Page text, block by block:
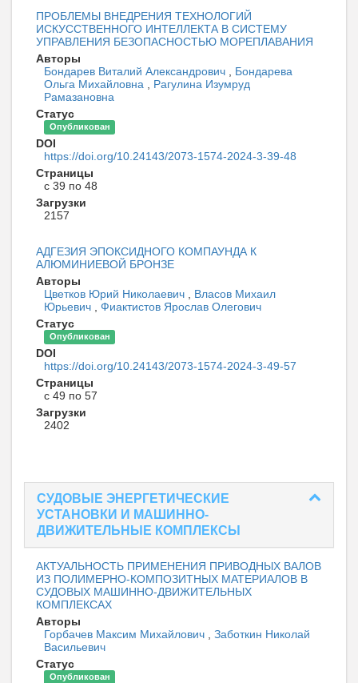
ПРОБЛЕМЫ ВНЕДРЕНИЯ ТЕХНОЛОГИЙ
ИСКУССТВЕННОГО ИНТЕЛЛЕКТА В СИСТЕМУ
УПРАВЛЕНИЯ БЕЗОПАСНОСТЬЮ МОРЕПЛАВАНИЯ
Авторы
Бондарев Виталий Александрович
Бондарева
Ольга Михайловна
Рагулина Изумруд
Рамазановна
Статус
Опубликован
DOI
https://doi.org/10.24143/2073-1574-2024-3-39-48
Страницы
с 39 по 48
Загрузки
2157
АДГЕЗИЯ ЭПОКСИДНОГО КОМПАУНДА К
АЛЮМИНИЕВОЙ БРОНЗЕ
Авторы
Цветков Юрий Николаевич
Власов Михаил
Юрьевич
Фиактистов Ярослав Олегович
Статус
Опубликован
DOI
https://doi.org/10.24143/2073-1574-2024-3-49-57
Страницы
с 49 по 57
Загрузки
2402
СУДОВЫЕ ЭНЕРГЕТИЧЕСКИЕ
УСТАНОВКИ И МАШИННО-
ДВИЖИТЕЛЬНЫЕ КОМПЛЕКСЫ
АКТУАЛЬНОСТЬ ПРИМЕНЕНИЯ ПРИВОДНЫХ ВАЛОВ
ИЗ ПОЛИМЕРНО-КОМПОЗИТНЫХ МАТЕРИАЛОВ В
СУДОВЫХ МАШИННО-ДВИЖИТЕЛЬНЫХ
КОМПЛЕКСАХ
Авторы
Горбачев Максим Михайлович
Заботкин Николай
Васильевич
Статус
Опубликован